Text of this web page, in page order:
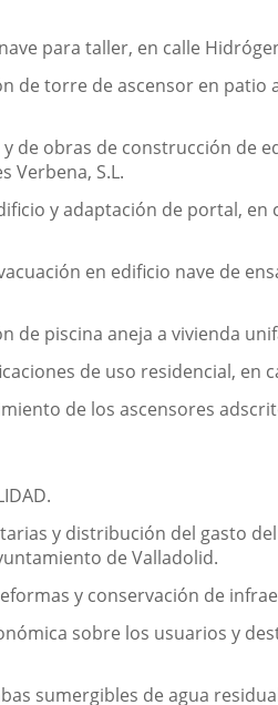
para taller, en calle
torre de ascensor en patio
de obras de construcción de
Verbena, S.L.
y adaptación de portal,
en edificio nave de
piscina aneja a vivienda
de uso residencial, en
de los ascensores
y distribución del gasto
de Valladolid.
y conservación de
sobre los usuarios y
sumergibles de agua